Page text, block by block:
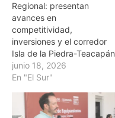
Regional: presentan
avances en
competitividad,
inversiones y el corredor
Isla de la Piedra-Teacapán
junio 18, 2026
En "El Sur"